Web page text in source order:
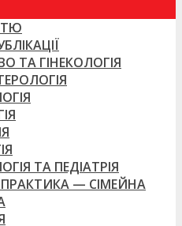
ТА ГІНЕКОЛОГІЯ
ТА ПЕДІАТРІЯ
— СІМЕЙНА